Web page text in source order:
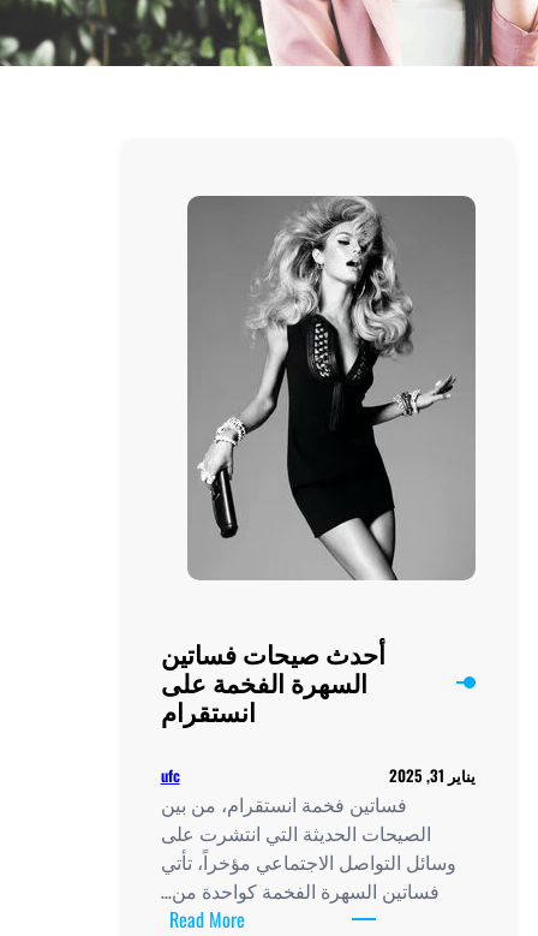
أحدث صيحات فساتين
السهرة الفخمة على
انستقرام
يناير 31, 2025 ufc
فساتين فخمة انستقرام، من بين
الصيحات الحديثة التي انتشرت على
وسائل التواصل الاجتماعي مؤخراً، تأتي
فساتين السهرة الفخمة كواحدة من…
Read More